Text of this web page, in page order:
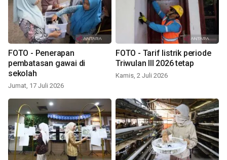
FOTO - Penerapan
pembatasan gawai di
sekolah
Jumat, 17 Juli 2026
FOTO - Tarif listrik periode
Triwulan III 2026 tetap
Kamis, 2 Juli 2026